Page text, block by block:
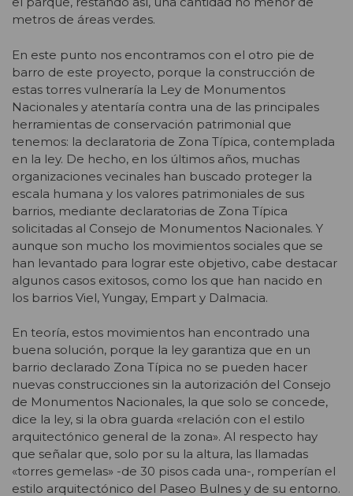
metros de áreas verdes.
En este punto nos encontramos con el otro pie de
barro de este proyecto, porque la construcción de
estas torres vulneraría la Ley de Monumentos
Nacionales y atentaría contra una de las principales
herramientas de conservación patrimonial que
tenemos: la declaratoria de Zona Típica, contemplada
en la ley. De hecho, en los últimos años, muchas
organizaciones vecinales han buscado proteger la
escala humana y los valores patrimoniales de sus
barrios, mediante declaratorias de Zona Típica
solicitadas al Consejo de Monumentos Nacionales. Y
aunque son mucho los movimientos sociales que se
han levantado para lograr este objetivo, cabe destacar
algunos casos exitosos, como los que han nacido en
los barrios Viel, Yungay, Empart y Dalmacia.
En teoría, estos movimientos han encontrado una
buena solución, porque la ley garantiza que en un
barrio declarado Zona Típica no se pueden hacer
nuevas construcciones sin la autorización del Consejo
de Monumentos Nacionales, la que solo se concede,
dice la ley, si la obra guarda «relación con el estilo
arquitectónico general de la zona». Al respecto hay
que señalar que, solo por su la altura, las llamadas
«torres gemelas» -de 30 pisos cada una-, romperían el
estilo arquitectónico del Paseo Bulnes y de su entorno.